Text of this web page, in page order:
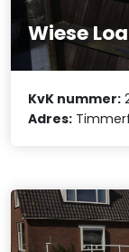
Wiese
KvK nummer:
Adres: